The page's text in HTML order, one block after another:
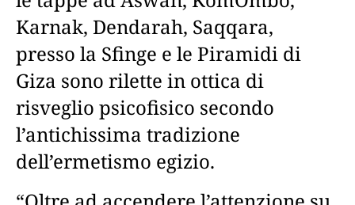
Karnak, Dendarah, Saqqara,
presso la Sfinge e le Piramidi di
Giza sono rilette in ottica di
risveglio psicofisico secondo
l’antichissima tradizione
dell’ermetismo egizio.